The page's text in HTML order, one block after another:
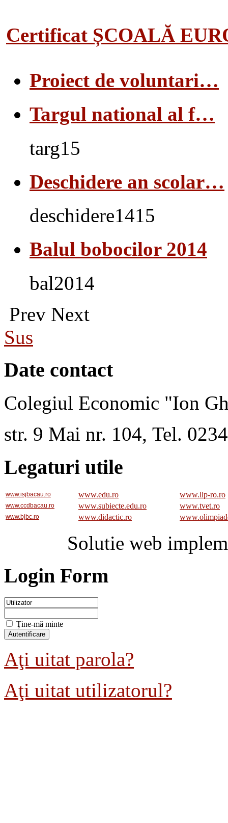
Certificat ȘCOALĂ
Proiect de voluntari…
Targul national al f…
targ15
Deschidere an scolar…
deschidere1415
Balul bobocilor 2014
bal2014
Prev Next
Sus
Date contact
Colegiul Economic "Ion
str. 9 Mai nr. 104, Tel.
Legaturi utile
www.isjbacau.ro www.edu.ro www.llp-ro.ro
www.ccdbacau.ro www.subiecte.edu.ro www.tvet.ro
www.bjbc.ro www.didactic.ro
Solutie web
Login Form
Ţine-mă minte
Aţi uitat parola?
Aţi uitat utilizatorul?